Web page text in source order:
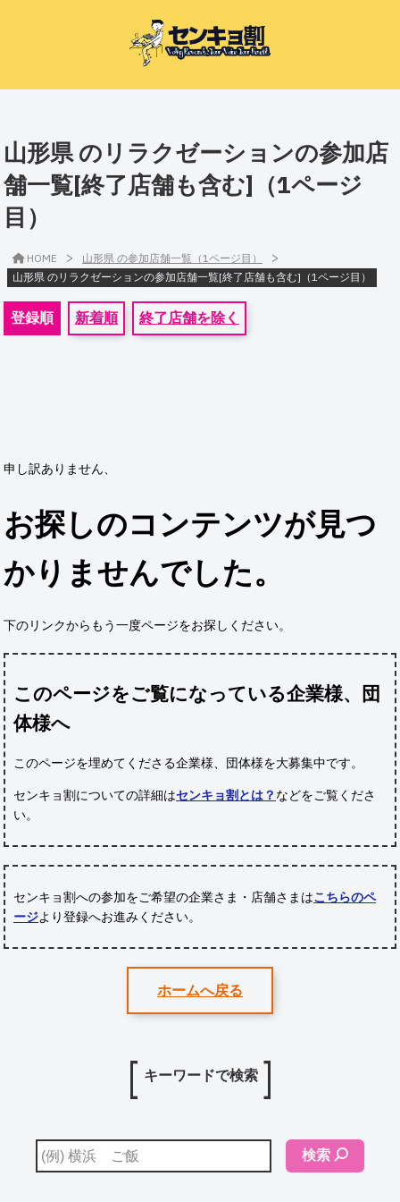
山形県 のリラクゼーションの参加店
舗一覧[終了店舗も含む]（1ページ
目）
HOME > 山形県 の参加店舗一覧（1ページ目） >
山形県 のリラクゼーションの参加店舗一覧[終了店舗も含む]（1ページ目）
登録順 新着順 終了店舗を除く
申し訳ありません、
お探しのコンテンツが見つ
かりませんでした。
下のリンクからもう一度ページをお探しください。
このページをご覧になっている企業様、団
体様へ
このページを埋めてくださる企業様、団体様を大募集中です。
センキョ割についての詳細はセンキョ割とは？ などをご覧くださ
い。
センキョ割への参加をご希望の企業さま・店舗さまはこちらのペ
ージより登録へお進みください。
ホームへ戻る
キーワードで検索
検索